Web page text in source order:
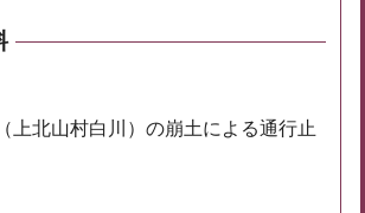
上北山村白川）の崩土による通行止